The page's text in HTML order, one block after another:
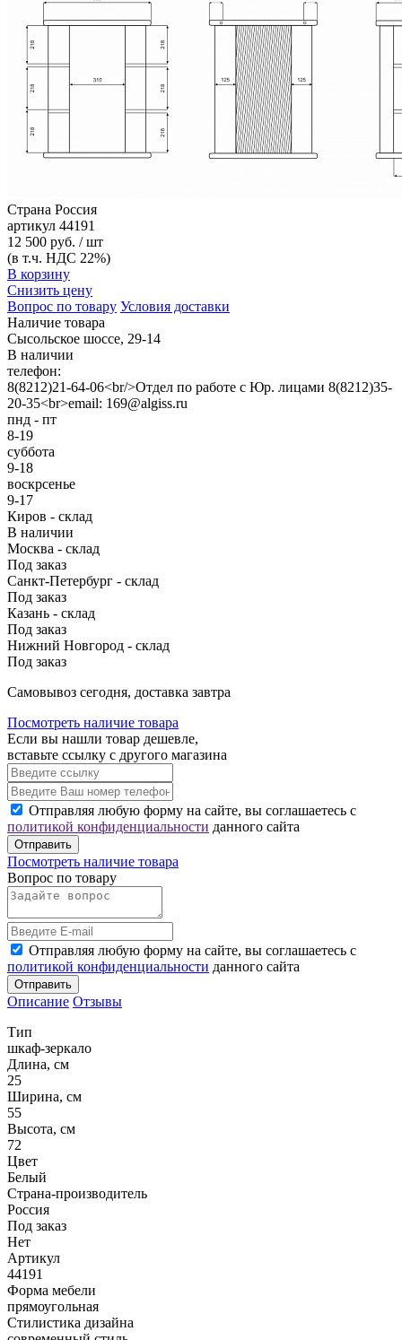
Страна Россия
артикул 44191
12 500 руб. / шт
(в т.ч. НДС 22%)
В корзину
Снизить цену
Вопрос по товару Условия доставки
Наличие товара
Сысольское шоссе, 29-14
В наличии
телефон:
8(8212)21-64-06<br/>Отдел по работе с Юр. лицами 8(8212)35-
20-35<br>email: 169@algiss.ru
пнд - пт
8-19
суббота
9-18
воскрсенье
9-17
Киров - склад
В наличии
Москва - склад
Под заказ
Санкт-Петербург - склад
Под заказ
Казань - склад
Под заказ
Нижний Новгород - склад
Под заказ
Cамовывоз сегодня, доставка завтра
Посмотреть наличие товара
Если вы нашли товар дешевле,
вставьте ссылку с другого магазина
Отправляя любую форму на сайте, вы соглашаетесь с
политикой конфиденциальности данного сайта
Отправить
Посмотреть наличие товара
Вопрос по товару
Отправляя любую форму на сайте, вы соглашаетесь с
политикой конфиденциальности данного сайта
Отправить
Описание Отзывы
Тип
шкаф-зеркало
Длина, см
25
Ширина, см
55
Высота, см
72
Цвет
Белый
Страна-производитель
Россия
Под заказ
Нет
Артикул
44191
Форма мебели
прямоугольная
Стилистика дизайна